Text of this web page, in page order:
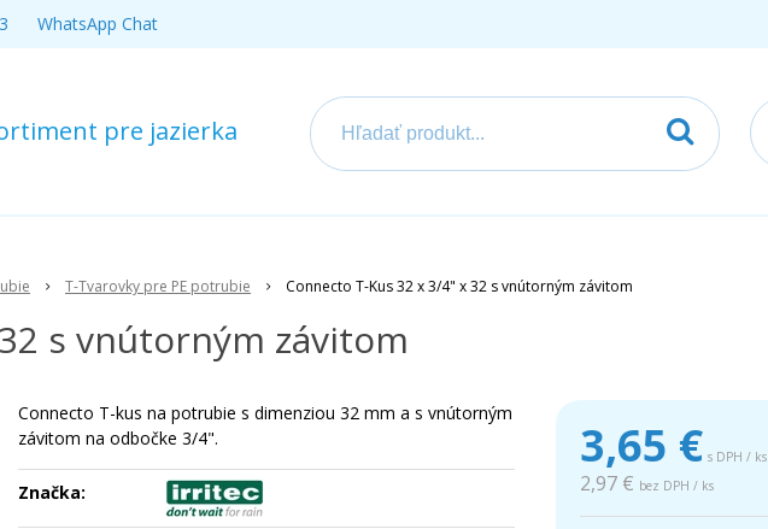
pre jazierka
WhatsApp Chat
T-Tvarovky pre PE potrubie Connecto T-Kus 32 x 3/4" x 32 s vnútorným závitom
s vnútorným závitom
3,65 € s DPH / ks
2,97 € bez DPH / ks
Connecto T-kus na potrubie s dimenziou 32 mm a s vnútorným
závitom na odbočke 3/4".
Značka: